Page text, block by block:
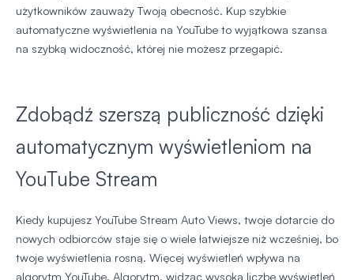
użytkowników zauważy Twoją obecność. Kup szybkie
automatyczne wyświetlenia na YouTube to wyjątkowa szansa
na szybką widoczność, której nie możesz przegapić.
Zdobądź szerszą publiczność dzięki
automatycznym wyświetleniom na
YouTube Stream
Kiedy kupujesz YouTube Stream Auto Views, twoje dotarcie do
nowych odbiorców staje się o wiele łatwiejsze niż wcześniej, bo
twoje wyświetlenia rosną. Więcej wyświetleń wpływa na
algorytm YouTube. Algorytm, widząc wysoką liczbę wyświetleń